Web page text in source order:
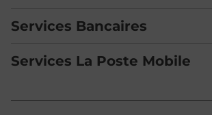
Services Bancaires
Services La Poste Mobile